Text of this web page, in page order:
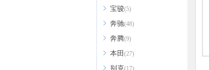
宝骏(5)
奔驰(48)
奔腾(9)
本田 (27)
别克(17)